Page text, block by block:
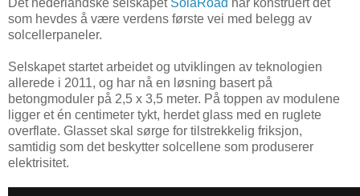
som hevdes å være verdens første vei med belegg av
solcellerpaneler.
Selskapet startet arbeidet og utviklingen av teknologien
allerede i 2011, og har nå en løsning basert på
betongmoduler på 2,5 x 3,5 meter. På toppen av modulene
ligger et én centimeter tykt, herdet glass med en ruglete
overflate. Glasset skal sørge for tilstrekkelig friksjon,
samtidig som det beskytter solcellene som produserer
elektrisitet.